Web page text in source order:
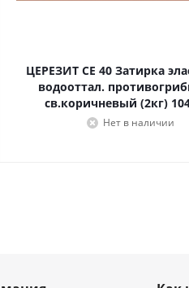
ЦЕРЕЗИТ CE 40 Затирка
водооттал.
св.коричневый (2кг)
Нет в наличии